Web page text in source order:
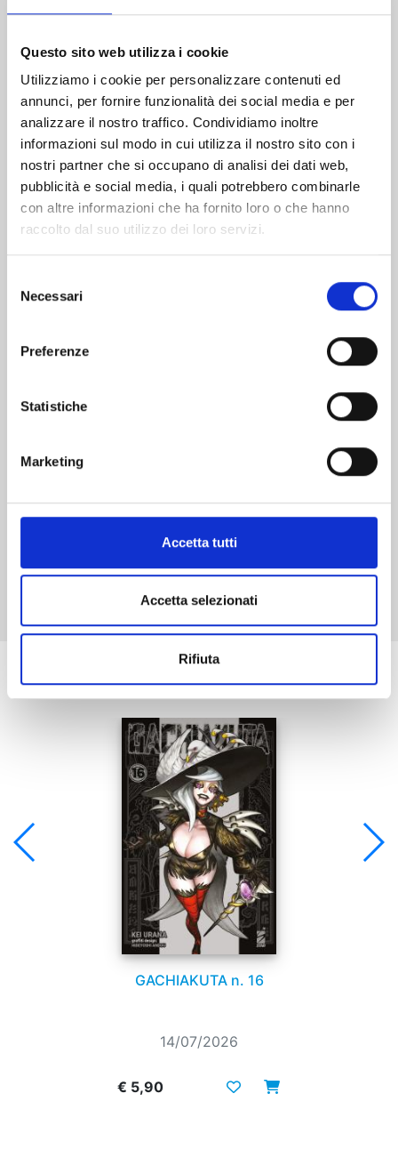
Questo sito web utilizza i cookie
Utilizziamo i cookie per personalizzare contenuti ed
annunci, per fornire funzionalità dei social media e per
analizzare il nostro traffico. Condividiamo inoltre
informazioni sul modo in cui utilizza il nostro sito con i
nostri partner che si occupano di analisi dei dati web,
pubblicità e social media, i quali potrebbero combinarle
con altre informazioni che ha fornito loro o che hanno
raccolto dal suo utilizzo dei loro servizi.
delNecessari
Preferenze
Statistiche
Marketing
Accetta tutti
Accetta selezionati
Rifiuta
Altri volumi della serie
Mostra tutto
Se ti è piaciuto prova anche:
GACHIAKUTA n. 16
14/07/2026
€ 5,90